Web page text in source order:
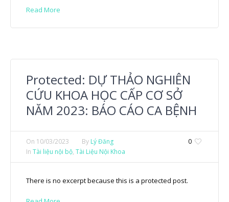
Read More
Protected: DỰ THẢO NGHIÊN
CỨU KHOA HỌC CẤP CƠ SỞ
NĂM 2023: BÁO CÁO CA BỆNH
0
On 10/03/2023 By Lý Đăng
In Tài liệu nội bộ, Tài Liệu Nội Khoa
There is no excerpt because this is a protected post.